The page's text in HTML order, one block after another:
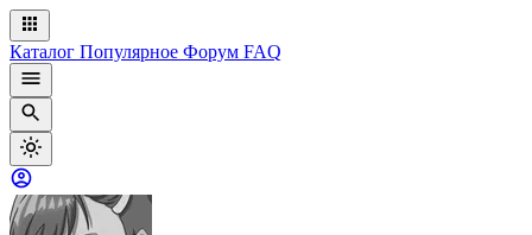
Каталог Популярное Форум FAQ